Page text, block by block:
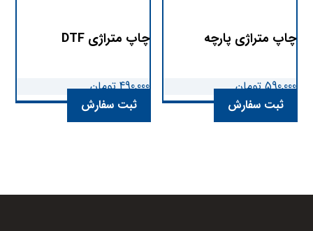
چاپ متراژی پارچه
590,000 تومان
ثبت سفارش
چاپ متراژی DTF
490,000 تومان
ثبت سفارش